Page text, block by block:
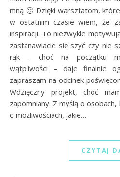
mną 🙂 Dzięki warsztatom,
w ostatnim czasie wiem, że
inspiracji. To niezwykle
zastanawiacie się szyć czy nie
rąk – choć na początku
wątpliwości – daje finalnie
zapraszam na odcinek
Wdzięczny projekt, choć
zapomniany. Z myślą o
o możliwościach, jakie…
CZYTAJ